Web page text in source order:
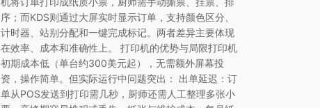
序；而KDS则通过大屏实时显示订单，支持颜色区分、
计时器、站别分配和一键完成标记。两者差异主要体现
在效率、成本和准确性上。 打印机的优势与局限打印机
初期成本低（单台约300美元起），无需额外屏幕投
资，操作简单。但实际运行中问题突出： 出单延迟：订
单从POS发送到打印需几秒，厨师还需人工整理多张小